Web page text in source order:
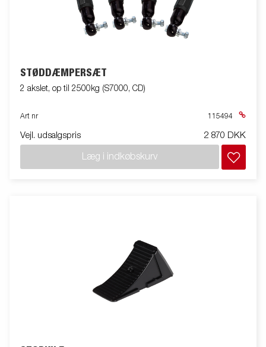
STØDDÆMPERSÆT
2 akslet, op til 2500kg (S7000, CD)
Art nr 115494
Vejl. udsalgspris 2 870 DKK
Læg i indkøbskurv